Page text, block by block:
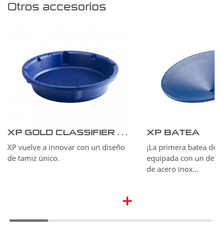
Otros accesorios
XP GOLD CLASSIFIER #5 37 cm – 15’’
XP vuelve a innovar con un diseño
de tamiz único.
XP BATEA
¡La primera batea de
equipada con un
de acero inox…